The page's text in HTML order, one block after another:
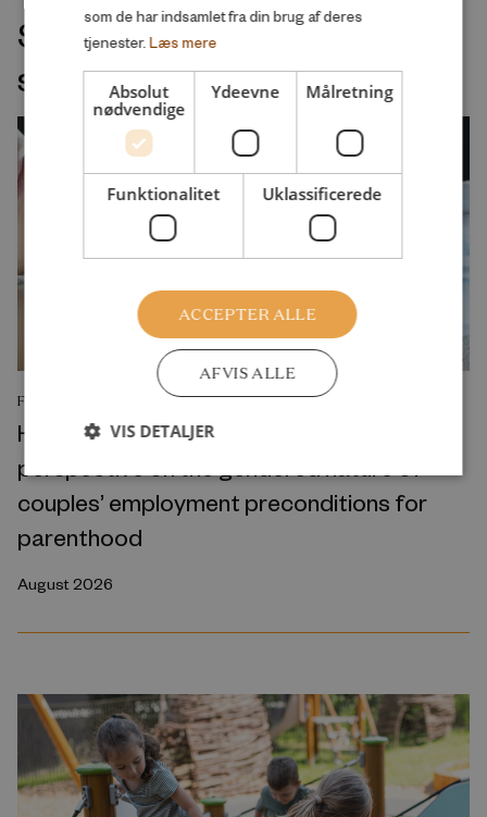
Seneste udgivelser indenfor
samme velfærdsemne
FORSKNINGSRAPPORT
His and/or hers? A cross-national
perspective on the gendered nature of
couples’ employment preconditions for
parenthood
August 2026
som de har indsamlet fra din brug af deres
tjenester. Læs mere
Absolut
nødvendige
Ydeevne Målretning
Funktionalitet Uklassificerede
ACCEPTER ALLE
AFVIS ALLE
VIS DETALJER